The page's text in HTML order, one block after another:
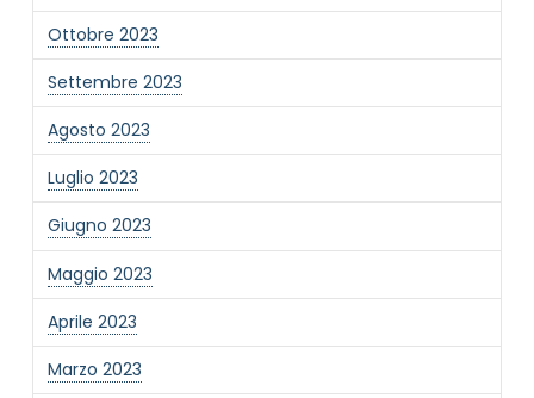
Ottobre 2023
Settembre 2023
Agosto 2023
Luglio 2023
Giugno 2023
Maggio 2023
Aprile 2023
Marzo 2023